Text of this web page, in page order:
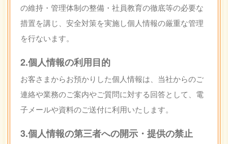
の維持・管理体制の整備・社員教育の徹底等の必要な
措置を講じ、安全対策を実施し個人情報の厳重な管理
を行ないます。
2.個人情報の利用目的
お客さまからお預かりした個人情報は、当社からのご
連絡や業務のご案内やご質問に対する回答として、電
子メールや資料のご送付に利用いたします。
3.個人情報の第三者への開示・提供の禁止